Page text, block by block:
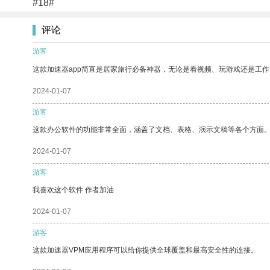
#18#
评论
游客
这款加速器app简直是居家旅行必备神器，无论是看视频、玩游戏还是工
2024-01-07
游客
这款办公软件的功能非常全面，涵盖了文档、表格、演示文稿等各个方面
2024-01-07
游客
我喜欢这个软件 作者加油
2024-01-07
游客
这款加速器VPM应用程序可以给你提供全球覆盖和最高安全性的连接。